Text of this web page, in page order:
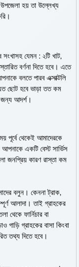
উপজেলা হয় তা উল্লেখ্য
সংখাসহ যেমন : ২টি খাট,
বর্ণনা দিতে হবে। এতে
বলতে পারব এক্সাক্টলি
ছোট হবে ভাড়া তত কম
জন্য আদর্শ।
পূর্বে থেকেই আমাদেরকে
একটি বেস্ট সার্ভিস
জনপ্রিয় কারণ রাস্তা কম
বলুন। কেননা ট্রাক,
আলাদা। তাই গ্রাহকের
থেকে ফার্নিচার বা
গ্রাহকের বাসা কিংবা
তথ্য দিতে হবে।